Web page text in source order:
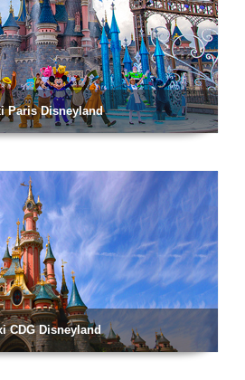
Paris Disneyland
CDG Disneyland